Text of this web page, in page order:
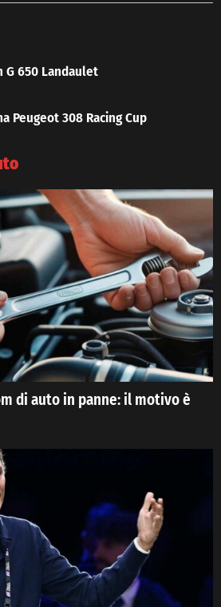
G 650 Landaulet
Peugeot 308 Racing Cup
di auto in panne: il motivo è